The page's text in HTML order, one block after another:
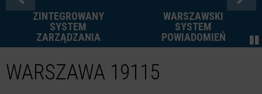
ZINTEGROWANY
SYSTEM
ZARZĄDZANIA
WARSZAWSKI
SYSTEM
POWIADOMIEŃ
WARSZAWA 19115